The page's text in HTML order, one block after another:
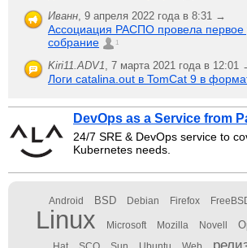
Иванн, 9 апреля 2022 года в 8:31 →
Ассоциация РАСПО провела первое
собрание
1
Kiri11.ADV1, 7 марта 2021 года в 12:01
Логи catalina.out в TomCat 9 в
DevOps as a Service from
24/7 SRE & DevOps service to
Kubernetes needs.
Android BSD Debian Firefox
Linux Microsoft Mozilla Novell